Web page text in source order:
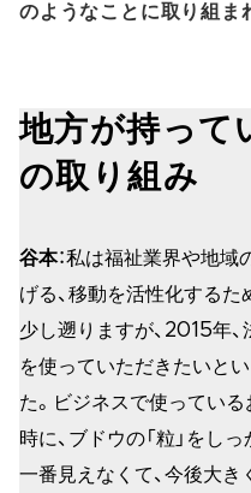
のようなことに取り組ま
地方が持って
の取り組み
谷本：私は福祉業界や地
げる、移動を活性化するた
少し遡りますが、2015年
を使っていただきたいと
た。ビジネスで使っている
時に、ブドウの「粒」をし
一番見えなくて、今後大き